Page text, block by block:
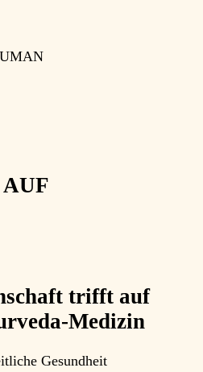
trifft auf
Medizin
Gesundheit